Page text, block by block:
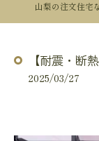
【耐震・断
2025/03/27